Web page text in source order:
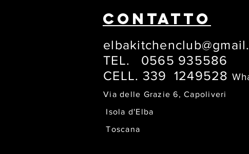
CONTATTO
TEL. 0565 935586
CELL. 339 1249528
Via delle Grazie 6,
Isola
Toscana